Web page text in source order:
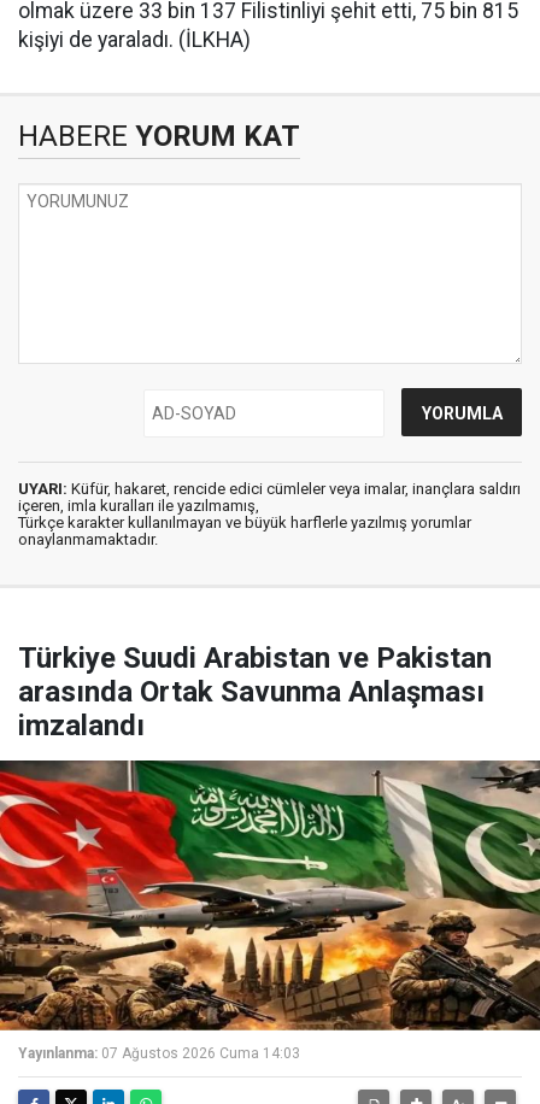
olmak üzere 33 bin 137 Filistinliyi şehit etti, 75 bin 815
kişiyi de yaraladı. (İLKHA)
HABERE YORUM KAT
UYARI: Küfür, hakaret, rencide edici cümleler veya imalar, inançlara saldırı
içeren, imla kuralları ile yazılmamış,
Türkçe karakter kullanılmayan ve büyük harflerle yazılmış yorumlar
onaylanmamaktadır.
Türkiye Suudi Arabistan ve Pakistan
arasında Ortak Savunma Anlaşması
imzalandı
Yayınlanma: 07 Ağustos 2026 Cuma 14:03